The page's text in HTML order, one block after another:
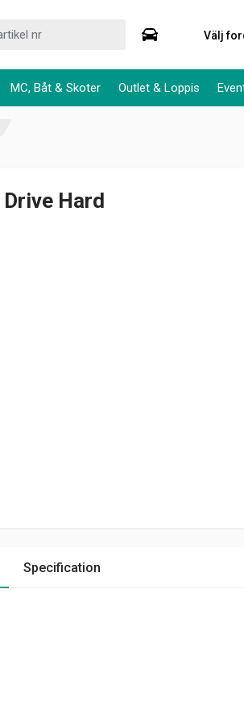
MC, Båt & Skoter Outlet & Loppis
Välj
Drive Hard
Specification